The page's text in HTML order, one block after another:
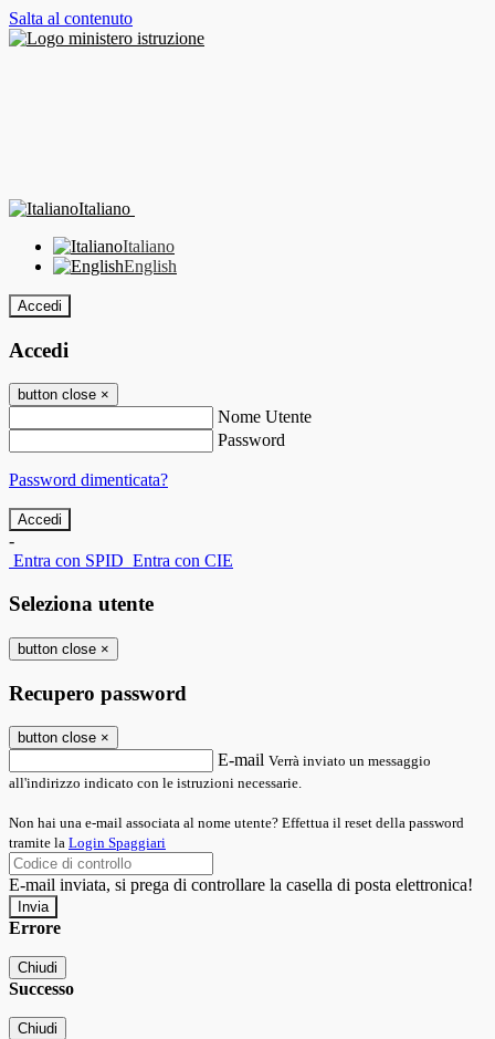
Salta al contenuto
Italiano
Italiano
English
Accedi
Accedi
button close ×
Nome Utente
Password
Password dimenticata?
-
Entra con SPID Entra con CIE
Seleziona utente
button close ×
Recupero password
button close ×
E-mail Verrà inviato un messaggio
all'indirizzo indicato con le istruzioni necessarie.
Non hai una e-mail associata al nome utente? Effettua il reset della password
tramite la Login Spaggiari
E-mail inviata, si prega di controllare la casella di posta elettronica!
Errore
Chiudi
Successo
Chiudi